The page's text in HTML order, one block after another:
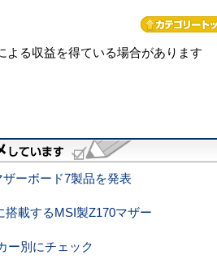
よる収益を得ている場合があります
ーボード7製品を発表
載するMSI製Z170マザー
ー別にチェック